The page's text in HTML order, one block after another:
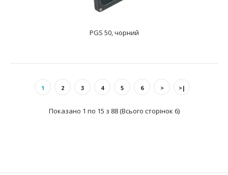
ПРОЖЕКТОР СВЕТОДІОДНИЙ Потужність:1х30 ВтДжерело
світла: 1LEDНапруга: 85-265 ВКолірна температу..
PGS 50, чорний
1 2 3 4 5 6 > >|
Показано 1 по 15 з 88 (Всього сторінок 6)